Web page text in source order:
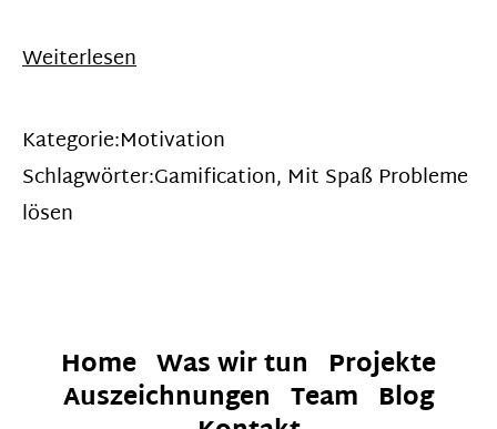
Weiterlesen
Kategorie:Motivation
Schlagwörter:Gamification, Mit Spaß Probleme
lösen
Home Was wir tun Projekte
Auszeichnungen Team Blog